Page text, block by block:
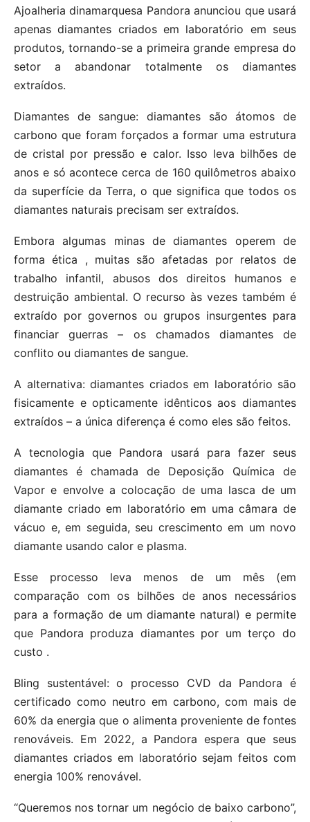
Ajoalheria dinamarquesa Pandora anunciou que usará
apenas diamantes criados em laboratório em seus
produtos, tornando-se a primeira grande empresa do
setor a abandonar totalmente os diamantes
extraídos.
Diamantes de sangue: diamantes são átomos de
carbono que foram forçados a formar uma estrutura
de cristal por pressão e calor. Isso leva bilhões de
anos e só acontece cerca de 160 quilômetros abaixo
da superfície da Terra, o que significa que todos os
diamantes naturais precisam ser extraídos.
Embora algumas minas de diamantes operem de
forma ética , muitas são afetadas por relatos de
trabalho infantil, abusos dos direitos humanos e
destruição ambiental. O recurso às vezes também é
extraído por governos ou grupos insurgentes para
financiar guerras – os chamados diamantes de
conflito ou diamantes de sangue.
A alternativa: diamantes criados em laboratório são
fisicamente e opticamente idênticos aos diamantes
extraídos – a única diferença é como eles são feitos.
A tecnologia que Pandora usará para fazer seus
diamantes é chamada de Deposição Química de
Vapor e envolve a colocação de uma lasca de um
diamante criado em laboratório em uma câmara de
vácuo e, em seguida, seu crescimento em um novo
diamante usando calor e plasma.
Esse processo leva menos de um mês (em
comparação com os bilhões de anos necessários
para a formação de um diamante natural) e permite
que Pandora produza diamantes por um terço do
custo .
Bling sustentável: o processo CVD da Pandora é
certificado como neutro em carbono, com mais de
60% da energia que o alimenta proveniente de fontes
renováveis. Em 2022, a Pandora espera que seus
diamantes criados em laboratório sejam feitos com
energia 100% renovável.
“Queremos nos tornar um negócio de baixo carbono”,